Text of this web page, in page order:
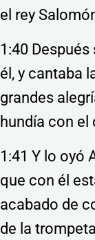
el rey
1:40
él, y cantaba
grandes
hundía con el
1:41 Y lo oyó
que con él
acabado de
de la